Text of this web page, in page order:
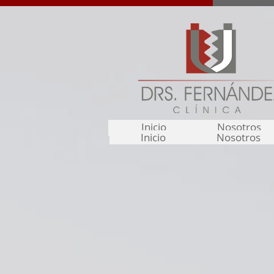
Nosotros
Inicio Nosotros
Inicio Nosotros
Inicio Nosotros
Inicio Nosotros
Inicio
Nosotros
Inicio